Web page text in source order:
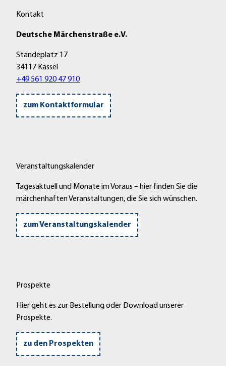
Kontakt
Deutsche Märchenstraße e.V.
Ständeplatz 17
34117 Kassel
+49 561 920 47 910
zum Kontaktformular
Veranstaltungskalender
Tagesaktuell und Monate im Voraus – hier finden Sie die
märchenhaften Veranstaltungen, die Sie sich wünschen.
zum Veranstaltungskalender
Prospekte
Hier geht es zur Bestellung oder Download unserer
Prospekte.
zu den Prospekten